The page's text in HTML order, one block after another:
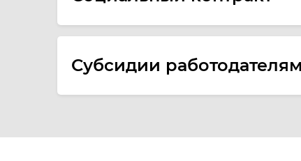
Субсидии